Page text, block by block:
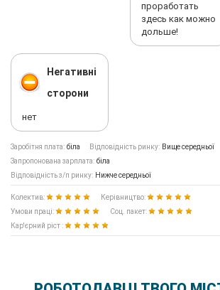
проработать
здесь как можно
дольше!
Негативні
сторони
нет
Заробітня плата: біла Відповідність ринку: Вище середньої
Запропонована зарплата: біла
Відповідність з/п ринку: Нижче середньої
Колектив:
Керівництво:
Умови праці:
Соц. пакет:
Кар'єрний ріст :